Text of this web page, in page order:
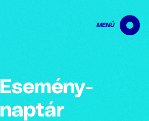
MENÜ
Esemény­
naptár